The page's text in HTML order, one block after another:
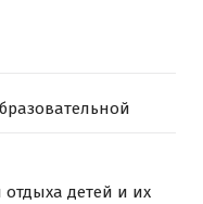
детей и их